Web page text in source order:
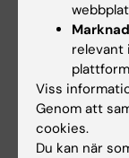
kommer det
undergrupper.
Läs artikeln
relevant
Viss
Genom att
cookies.
Du kan när